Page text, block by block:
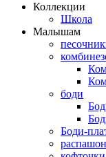
Коллекции
Школа
Малышам
боди
Боди-